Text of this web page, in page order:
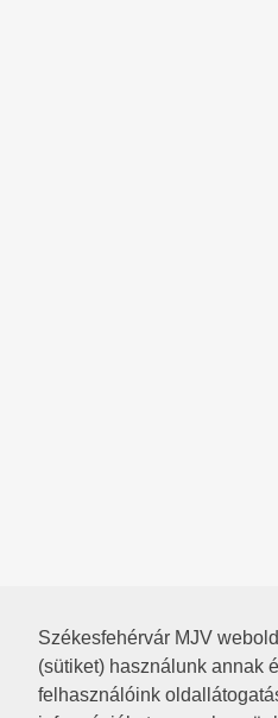
Székesfehérvár MJV
(sütiket) használunk annak
felhasználóink